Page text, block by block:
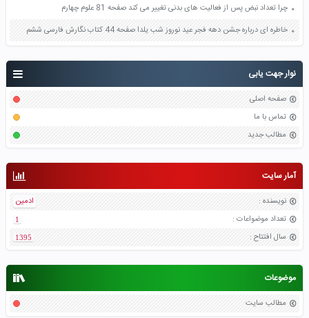
نوار جهت یابی
صفحه اصلی
تماس با ما
مطالب جدید
آمار سایت
نویسنده :
ادمین
تعداد موضواعات :
1
سال افتتاح :
1395
موضوعات
مطالب سایت
چرا تعداد نبض پس از فعالیت های بدنی تغییر می کند صفحه 81 علوم چهارم
خاطره ای درباره جشن دهه فجر عید نوروز شب یلدا صفحه 44 کتاب نگارش فارسی ششم